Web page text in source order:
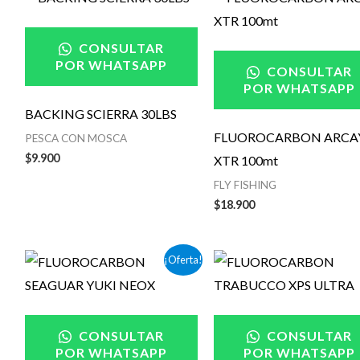
CONSULTAR
POR WHATSAPP
BACKING SCIERRA 30LBS
PESCA CON MOSCA
$9.900
CONSULTAR
POR WHATSAPP
FLUOROCARBON
XTR 100mt
FLY FISHING
$18.900
¡Oferta!
CONSULTAR
POR WHATSAPP
El
precio
original
$29.900.
El
precio
actual
$24.900.
CONSULTAR
POR WHATSAPP